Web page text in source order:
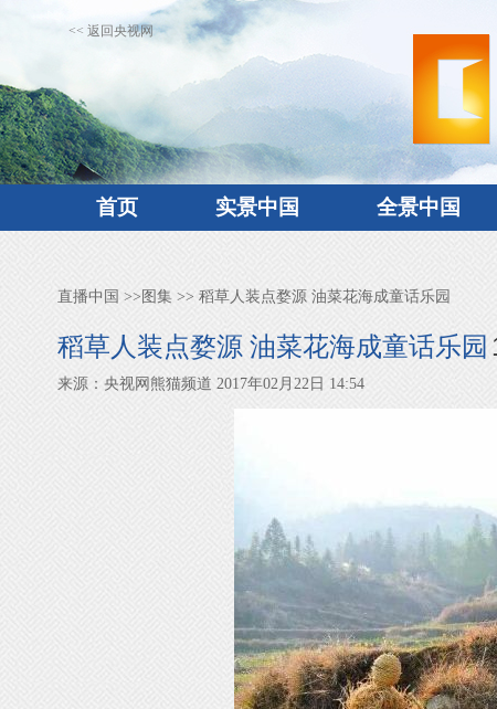
<< 返回央视网
首页 实景中国 全景中国
直播中国 >> 图集 >> 稻草人装点婺源 油菜花海成童话乐园
稻草人装点婺源 油菜花海成童话乐园
来源：央视网熊猫频道 2017年02月22日 14:54